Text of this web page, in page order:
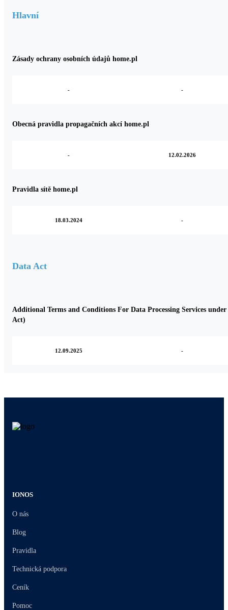
Hlavní
Zásady ochrany osobních údajů home.pl
- -
Obecná pravidla propagačních akcí home.pl
- 12.02.2026
Pravidla sítě home.pl
18.03.2024 -
Data Act
Additional Terms and Conditions For Data Processing Services
Act)
12.09.2025 -
IONOS
O nás
Blog
Pravidla
Technická podpora
Ceník
Pomoc